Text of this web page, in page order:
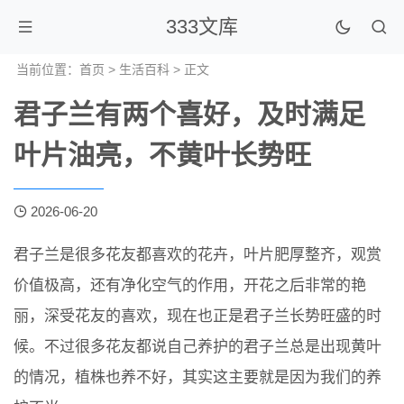
333文库
当前位置： 首页 > 生活百科 > 正文
君子兰有两个喜好，及时满足
叶片油亮，不黄叶长势旺
2026-06-20
君子兰是很多花友都喜欢的花卉，叶片肥厚整齐，观赏
价值极高，还有净化空气的作用，开花之后非常的艳
丽，深受花友的喜欢，现在也正是君子兰长势旺盛的时
候。不过很多花友都说自己养护的君子兰总是出现黄叶
的情况，植株也养不好，其实这主要就是因为我们的养